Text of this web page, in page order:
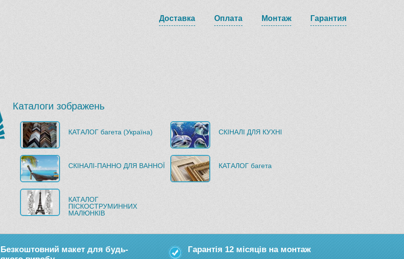
Доставка Оплата Монтаж Гарантия
Каталоги зображень
КАТАЛОГ багета (Україна) СКІНАЛІ ДЛЯ КУХНІ
СКІНАЛІ-ПАННО ДЛЯ ВАННОЇ КАТАЛОГ багета
КАТАЛОГ
ПІСКОСТРУМИННИХ
МАЛЮНКІВ
Безкоштовний макет для будь-
Гарантія 12 місяців на монтаж